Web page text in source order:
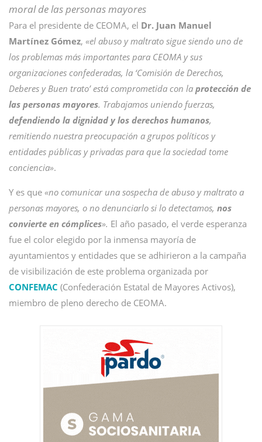
moral de las personas mayores
Para el presidente de CEOMA, el Dr. Juan Manuel
Martínez Gómez, «el abuso y maltrato sigue siendo uno de
los problemas más importantes para CEOMA y sus
organizaciones confederadas, la ‘Comisión de Derechos,
Deberes y Buen trato’ está comprometida con la protección de
las personas mayores. Trabajamos uniendo fuerzas,
defendiendo la dignidad y los derechos humanos,
remitiendo nuestra preocupación a grupos políticos y
entidades públicas y privadas para que la sociedad tome
conciencia».
Y es que «no comunicar una sospecha de abuso y maltrato a
personas mayores, o no denunciarlo si lo detectamos, nos
convierte en cómplices». El año pasado, el verde esperanza
fue el color elegido por la inmensa mayoría de
ayuntamientos y entidades que se adhirieron a la campaña
de visibilización de este problema organizada por
CONFEMAC (Confederación Estatal de Mayores Activos),
miembro de pleno derecho de CEOMA.